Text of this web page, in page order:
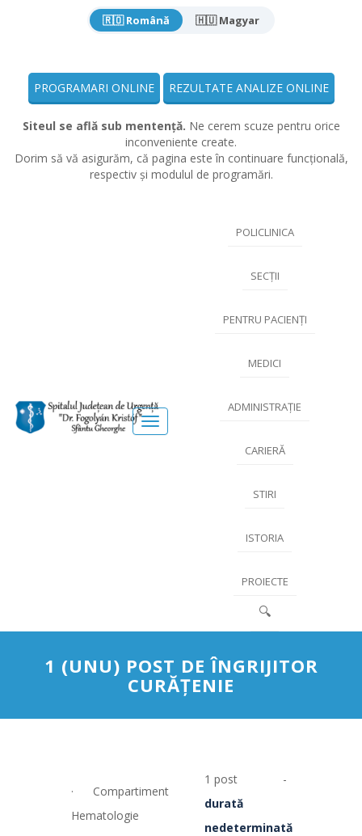
🇷🇴 Română 🇭🇺 Magyar
PROGRAMARI ONLINE REZULTATE ANALIZE ONLINE
Siteul se află sub mentență. Ne cerem scuze pentru orice
inconveniente create.
Dorim să vă asigurăm, că pagina este în continuare funcțională,
respectiv și modulul de programări.
Meniu
POLICLINICA
SECȚII
PENTRU PACIENȚI
MEDICI
ADMINISTRAȚIE
CARIERĂ
STIRI
ISTORIA
PROIECTE
🔍
1 (UNU) POST DE ÎNGRIJITOR
CURĂŢENIE
· Compartiment
Hematologie
1 post -
durată
nedeterminată